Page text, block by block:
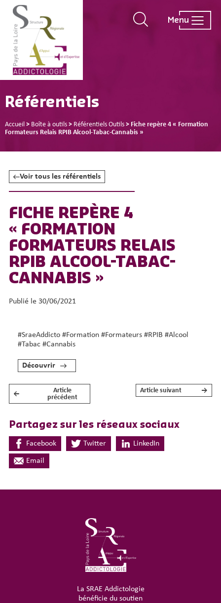
Menu
Référentiels
Accueil > Boîte à outils > Référentiels Outils > Fiche repère 4 « Formation
Formateurs Relais RPIB Alcool-Tabac-Cannabis »
Voir tous les référentiels
FICHE REPÈRE 4
« FORMATION
FORMATEURS RELAIS
RPIB ALCOOL-TABAC-
CANNABIS »
Publié le 30/06/2021
#SraeAddicto #Formation #Formateurs #RPIB #Alcool
#Tabac #Cannabis
Découvrir
NAVIGATION DE L’ARTICLE
←
Article
précédent
Article suivant →
Partagez sur les réseaux sociaux
Facebook Twitter LinkedIn
Email
La SRAE Addictologie
bénéficie du soutien